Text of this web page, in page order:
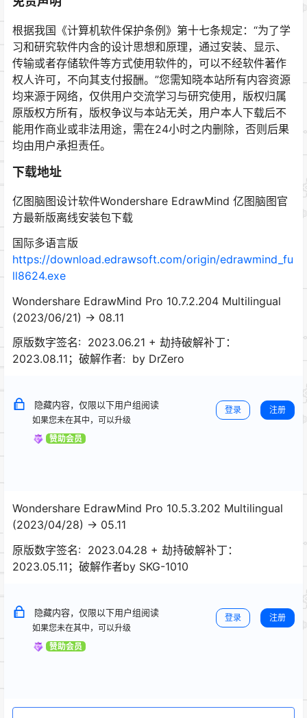
根据我国《计算机软件保护条例》第十七条规定：“为了学
习和研究软件内含的设计思想和原理，通过安装、显示、
传输或者存储软件等方式使用软件的，可以不经软件著作
权人许可，不向其支付报酬。”您需知晓本站所有内容资源
均来源于网络，仅供用户交流学习与研究使用，版权归属
原版权方所有，版权争议与本站无关，用户本人下载后不
能用作商业或非法用途，需在24小时之内删除，否则后果
均由用户承担责任。
下载地址
亿图脑图设计软件Wondershare EdrawMind 亿图脑图官
方最新版离线安装包下载
国际多语言版
https://download.edrawsoft.com/origin/edrawmind_fu
ll8624.exe
Wondershare EdrawMind Pro 10.7.2.204 Multilingual
(2023/06/21) -> 08.11
原版数字签名: 2023.06.21 + 劫持破解补丁：
2023.08.11；破解作者: by DrZero
隐藏内容，仅限以下用户组阅读
如果您未在其中，可以升级
赞助会员
登录 注册
Wondershare EdrawMind Pro 10.5.3.202 Multilingual
(2023/04/28) -> 05.11
原版数字签名: 2023.04.28 + 劫持破解补丁：
2023.05.11；破解作者by SKG-1010
隐藏内容，仅限以下用户组阅读
如果您未在其中，可以升级
赞助会员
登录 注册